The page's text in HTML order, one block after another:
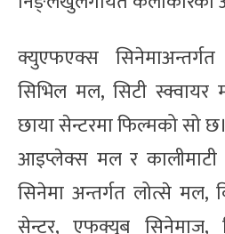
क्युएफएक्स
सिभिल मल, सिटी स्क्वायर
छाया सेन्टरमा फिल्मको सो
आइप्लेक्स मल र
सिनेमा अन्तर्गत लोत्से मल,
सेन्टर, एफक्युब सिनेमाज,